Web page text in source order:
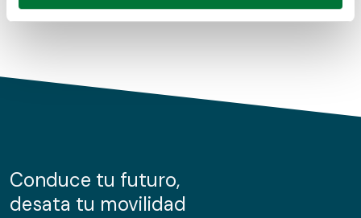
Obtenga más información sobre cómo se procesan sus
de cookies.
información sobre el uso que haga del sitio web con
nuestros partners de redes sociales, publicidad y análisis
Conduce tu futuro,
desata tu movilidad